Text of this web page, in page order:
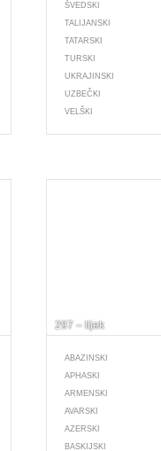
ŠVEDSKI
TALIJANSKI
TATARSKI
TURSKI
UKRAJINSKI
UZBEČKI
VELŠKI
297 – lijek
ABAZINSKI
APHASKI
ARMENSKI
AVARSKI
AZERSKI
BASKIJSKI